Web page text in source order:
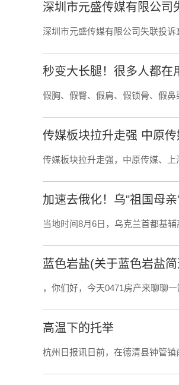
深圳市元盛传媒有限公司
深圳市元盛传媒有限公司失联投
秒变大长腿！很多人都在
假胸、假臀、假肩、假锁骨、假
传媒板块拉升走强 中原
传媒板块拉升走强，中原传媒、
加速去俄化！乌"祖国母
当地时间8月6日，乌克兰首都基
蓝色岩盐(关于蓝色岩盐
，你们好，今天0471房产来聊聊
高温下的托举
杭州日报讯日前，在德清县钟管